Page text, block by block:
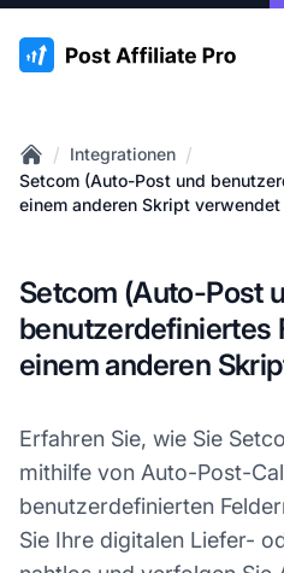
:site.title
Home
/ Integrationen /
Setcom (Auto-Post und
einem anderen Skript
Setcom (Auto-Post
benutzerdefiniertes
einem anderen
Erfahren Sie, wie Sie
mithilfe von Auto-Post-
benutzerdefinierten
Sie Ihre digitalen Liefer-